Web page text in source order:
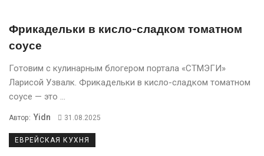
Фрикадельки в кисло-сладком томатном
соусе
Готовим с кулинарным блогером портала «СТМЭГИ»
Ларисой Узвалк. Фрикадельки в кисло-сладком томатном
соусе — это ...
Автор: Yidn 31.08.2025
ЕВРЕЙСКАЯ КУХНЯ